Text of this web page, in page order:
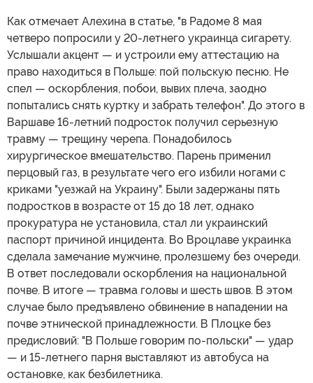
Как отмечает Алехина в статье, "в Радоме 8 мая
четверо попросили у 20-летнего украинца сигарету.
Услышали акцент — и устроили ему аттестацию на
право находиться в Польше: пой польскую песню. Не
спел — оскорбления, побои, вывих плеча, заодно
попытались снять куртку и забрать телефон". До этого в
Варшаве 16-летний подросток получил серьезную
травму — трещину черепа. Понадобилось
хирургическое вмешательство. Парень применил
перцовый газ, в результате чего его избили ногами с
криками "уезжай на Украину". Были задержаны пять
подростков в возрасте от 15 до 18 лет, однако
прокуратура не установила, стал ли украинский
паспорт причиной инцидента. Во Вроцлаве украинка
сделала замечание мужчине, пролезшему без очереди.
В ответ последовали оскорбления на национальной
почве. В итоге — травма головы и шесть швов. В этом
случае было предъявлено обвинение в нападении на
почве этнической принадлежности. В Плоцке без
предисловий: "В Польше говорим по-польски" — удар
— и 15-летнего парня выставляют из автобуса на
остановке, как безбилетника.